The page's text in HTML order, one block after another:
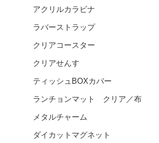
アクリルカラビナ
ラバーストラップ
クリアコースター
クリアせんす
ティッシュBOXカバー
ランチョンマット クリア／布
メタルチャーム
ダイカットマグネット